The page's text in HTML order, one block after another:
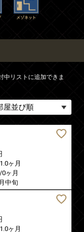
中リストに追加できま
1.0ヶ月
/0ヶ月
中旬
1.0ヶ月